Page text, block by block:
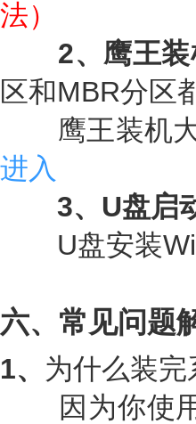
法）
2、鹰王
区和MBR分区
鹰王装机大
进入
3、U盘启
U盘安装
六、常见问题
1、 为什么装
因为你使用